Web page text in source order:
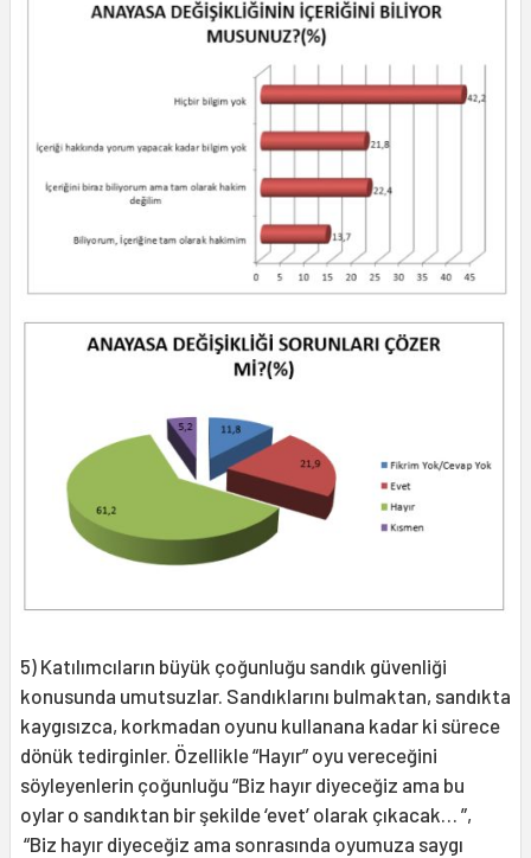
5) Katılımcıların büyük çoğunluğu sandık güvenliği
konusunda umutsuzlar. Sandıklarını bulmaktan, sandıkta
kaygısızca, korkmadan oyunu kullanana kadar ki sürece
dönük tedirginler. Özellikle “Hayır” oyu vereceğini
söyleyenlerin çoğunluğu “Biz hayır diyeceğiz ama bu
oylar o sandıktan bir şekilde ‘evet’ olarak çıkacak… ”,
“Biz hayır diyeceğiz ama sonrasında oyumuza saygı